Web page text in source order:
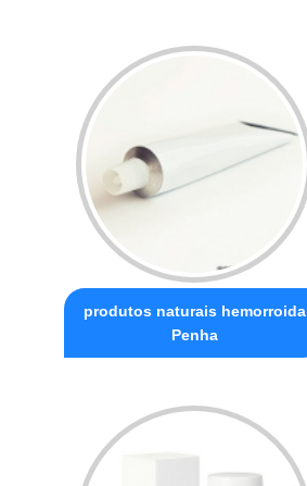
produtos naturais hemorroida
Penha